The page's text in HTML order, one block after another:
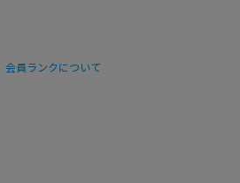
会員ランクについて